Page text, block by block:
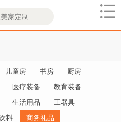
欧
儿童房 书房
厨房
医疗装备
教育装备
生活用品
工器具
料 商务礼品